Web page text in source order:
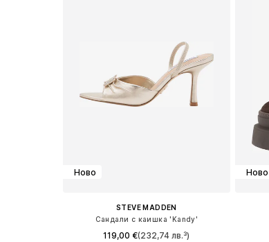
Ново
STEVE MADDEN
Сандали с каишка 'Kandy'
119,00 €(232,74 лв.³)
Ново